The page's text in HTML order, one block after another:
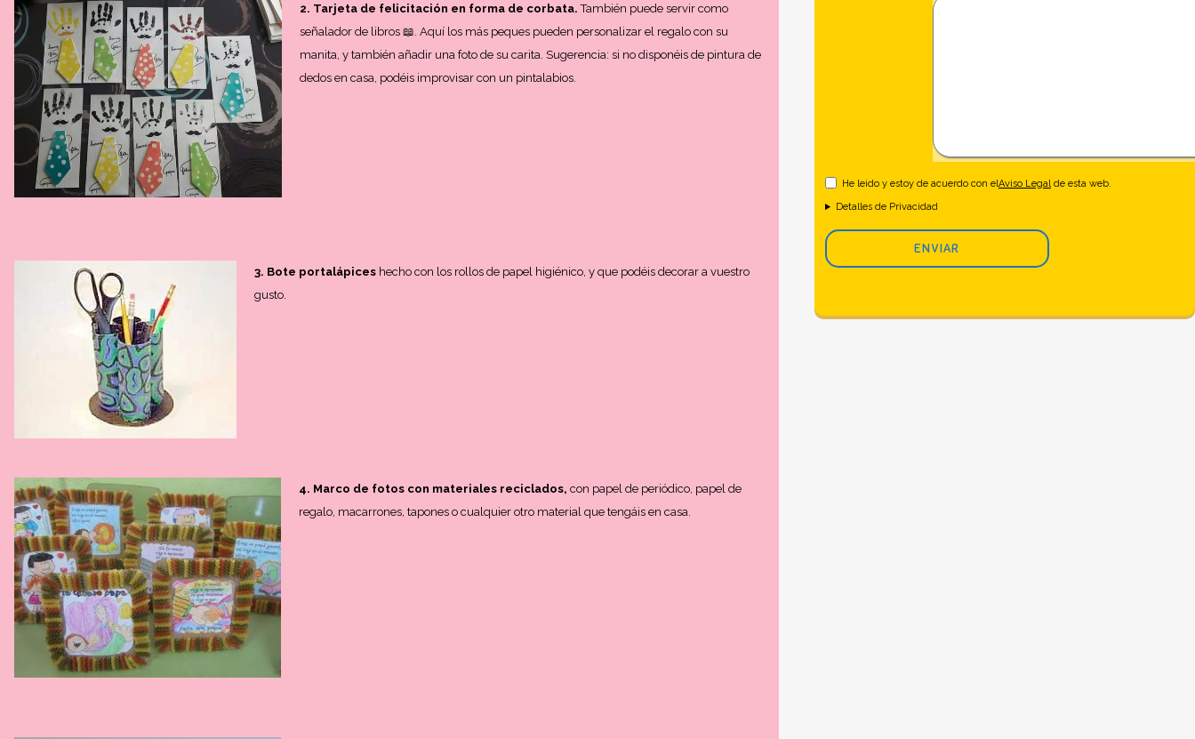
2. Tarjeta de felicitación en forma de corbata. También puede servir como
señalador de libros 📖 . Aquí los más peques pueden personalizar el regalo con su
manita, y también añadir una foto de su carita. Sugerencia: si no disponéis de pintura de
dedos en casa, podéis improvisar con un pintalabios.
3. Bote portalápices hecho con los rollos de papel higiénico, y que podéis decorar a vuestro
gusto.
4. Marco de fotos con materiales reciclados, con papel de periódico, papel de
regalo, macarrones, tapones o cualquier otro material que tengáis en casa.
He leido y estoy de acuerdo con elAviso Legalde esta web.
Detalles de Privacidad